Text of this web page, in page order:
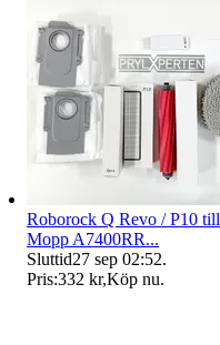
Roborock Q Revo / P10
Mopp A7400RR...
Sluttid27 sep 02:52.
Pris:332 kr,Köp nu.